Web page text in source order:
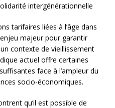
intergénérationnelle
tarifaires liées à l’âge dans
majeur pour garantir
un contexte de vieillissement
actuel offre certaines
face à l’ampleur du
socio-économiques.
qu’il est possible de